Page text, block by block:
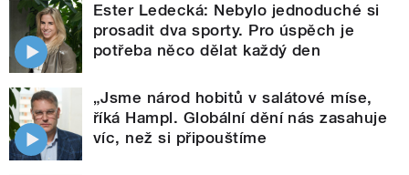
Ester Ledecká: Nebylo jednoduché si
prosadit dva sporty. Pro úspěch je
potřeba něco dělat každý den
„Jsme národ hobitů v salátové míse,
říká Hampl. Globální dění nás zasahuje
víc, než si připouštíme